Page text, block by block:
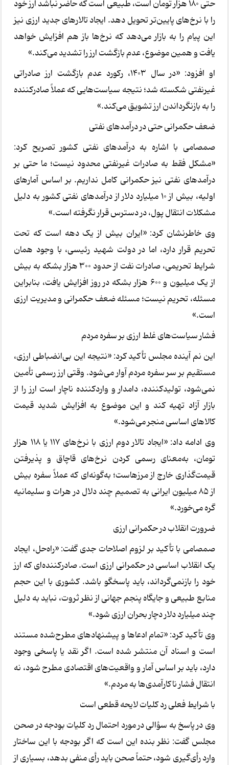
حتی 180 هزار تومان است، طبیعی است که حاضر نباشد ارز خود
را با نرخ‌های پایین‌تر تحویل دهد. ایجاد تالارهای جدید ارزی نیز
این پیام را به بازار می‌دهد که نرخ‌ها باز هم افزایش خواهد
یافت و همین موضوع، عدم بازگشت ارز را تشدید می‌کند.»
او افزود: «در سال 1403، رکورد عدم بازگشت ارز صادراتی
غیرنفتی شکسته شد؛ نتیجه سیاست‌هایی که عملاً صادرکننده
را به بازنگرداندن ارز تشویق می‌کند.»
ضعف حکمرانی حتی در درآمدهای نفتی
صمصامی با اشاره به درآمدهای نفتی کشور تصریح کرد:
«مشکل فقط به صادرات غیرنفتی محدود نیست؛ ما حتی بر
درآمدهای نفتی نیز حکمرانی کامل نداریم. بر اساس آمارهای
اولیه، بیش از 10 میلیارد دلار از درآمدهای نفتی کشور به دلیل
مشکلات انتقال پول، در دسترس قرار نگرفته است.»
وی خاطرنشان کرد: «ایران بیش از یک دهه است که تحت
تحریم قرار دارد، اما در دولت شهید رئیسی، با وجود همان
شرایط تحریمی، صادرات نفت از حدود 300 هزار بشکه به بیش
از یک میلیون و 600 هزار بشکه در روز افزایش یافت، بنابراین
مسئله، تحریم نیست؛ مسئله ضعف حکمرانی و مدیریت ارزی
است.»
فشار سیاست‌های غلط ارزی بر سفره مردم
این نم آینده مجلس تأکید کرد: «نتیجه این بی‌انضباطی ارزی،
مستقیم بر سر سفره مردم آوار می‌شود. وقتی ارز رسمی تأمین
نمی‌شود، تولیدکننده، دامدار و واردکننده ناچار است ارز را از
بازار آزاد تهیه کند و این موضوع به افزایش شدید قیمت
کالاهای اساسی منجر می‌شود.»
وی ادامه داد: «ایجاد تالار دوم ارزی با نرخ‌های 117 یا 118 هزار
تومان، به‌معنای رسمی‌ کردن نرخ‌های قاچاق و پذیرفتن
قیمت‌گذاری خارج از مرزهاست؛ به‌گونه‌ای که عملاً سفره بیش
از 85 میلیون ایرانی به تصمیم چند دلال در هرات و سلیمانیه
گره می‌خورد.»
ضرورت انقلاب در حکمرانی ارزی
صمصامی با تأکید بر لزوم اصلاحات جدی گفت: «راه‌حل، ایجاد
یک انقلاب اساسی در حکمرانی ارزی است. صادرکننده‌ای که ارز
خود را بازنمی‌گرداند، باید پاسخگو باشد. کشوری با این حجم
منابع طبیعی و جایگاه پنجم جهانی از نظر ثروت، نباید به دلیل
چند میلیارد دلار دچار بحران ارزی شود.»
وی تأکید کرد: «تمام ادعاها و پیشنهادهای مطرح‌شده مستند
است و اسناد آن منتشر شده است. اگر نقد یا پاسخی وجود
دارد، باید بر اساس آمار و واقعیت‌های اقتصادی مطرح شود، نه
انتقال فشار ناکارآمدی‌ها به مردم.»
با شرایط فعلی رد کلیات لایحه قطعی است
وی در پاسخ به سؤالی در مورد احتمال رد کلیات بودجه در صحن
مجلس گفت: نظر بنده این است که اگر بودجه با این ساختار
وارد رأی‌گیری شود، حتماً صحن باید رأی منفی بدهد، بسیاری از